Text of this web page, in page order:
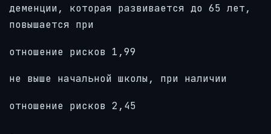
деменции, которая развивается до 65 лет,
повышается при
отношение рисков 1,99
не выше начальной школы, при наличии
отношение рисков 2,45